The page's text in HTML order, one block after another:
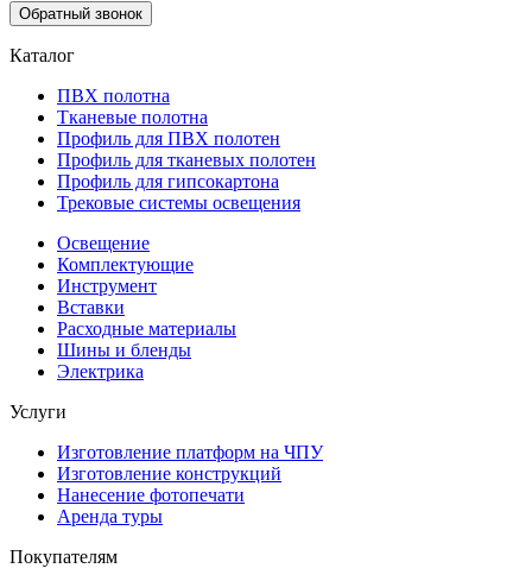
Обратный звонок
Каталог
ПВХ полотна
Тканевые полотна
Профиль для ПВХ полотен
Профиль для тканевых полотен
Профиль для гипсокартона
Трековые системы освещения
Освещение
Комплектующие
Инструмент
Вставки
Расходные материалы
Шины и бленды
Электрика
Услуги
Изготовление платформ на ЧПУ
Изготовление конструкций
Нанесение фотопечати
Аренда туры
Покупателям